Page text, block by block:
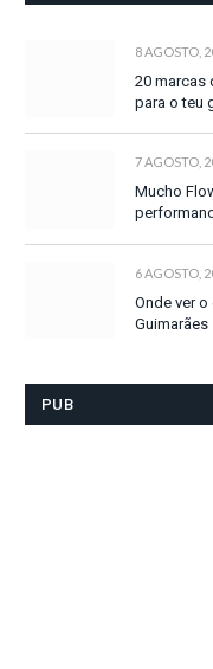
8 AGOSTO,
20 marcas
para o teu
7 AGOSTO,
Mucho
6 AGOSTO,
Onde ver
Guimarães
PUB